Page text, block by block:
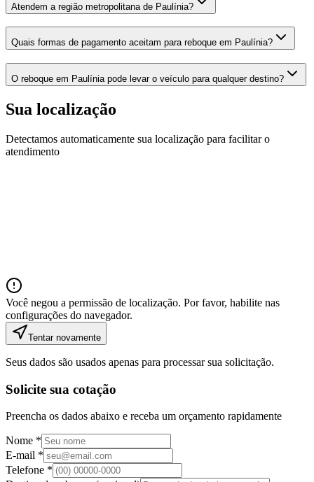
Atendem a região metropolitana de Paulínia?
Quais formas de pagamento aceitam para reboque em Paulínia?
O reboque em Paulínia pode levar o veículo para qualquer destino?
Sua localização
Detectamos automaticamente sua localização para facilitar o
atendimento
Você negou a permissão de localização. Por favor, habilite nas
configurações do navegador.
Tentar novamente
Seus dados são usados apenas para processar sua solicitação.
Solicite sua cotação
Preencha os dados abaixo e receba um orçamento rapidamente
Nome *
E-mail *
Telefone *